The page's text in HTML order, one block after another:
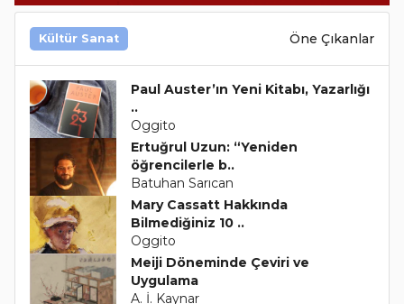
Kültür Sanat Öne Çıkanlar
Paul Auster’ın Yeni Kitabı, Yazarlığı
..
Oggito
Ertuğrul Uzun: “Yeniden
öğrencilerle b..
Batuhan Sarıcan
Mary Cassatt Hakkında
Bilmediğiniz 10 ..
Oggito
Meiji Döneminde Çeviri ve
Uygulama
A. İ. Kaynar